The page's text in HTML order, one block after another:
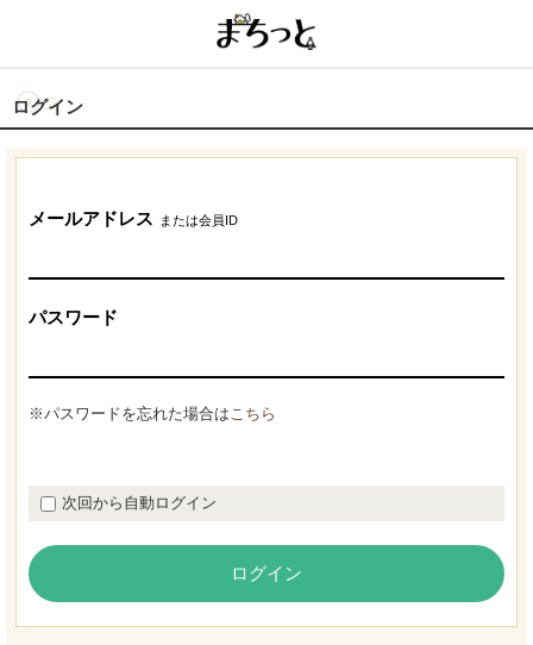
ログイン
メールアドレス または会員ID
パスワード
※パスワードを忘れた場合はこちら
次回から自動ログイン
ログイン